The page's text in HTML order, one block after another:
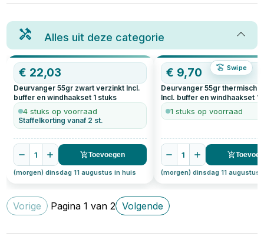
Alles uit deze categorie
Swipe
€ 22,03
Deurvanger 55gr zwart verzinkt Incl.
buffer en windhaakset 1 stuks
4 stuks op voorraad
Staffelkorting vanaf 2 st.
1 Toevoegen
(morgen) dinsdag 11 augustus in huis
€ 9,70
Deurvanger 55gr thermisch
Incl. buffer en windhaakset 1
1 stuks op voorraad
1
(morgen) dinsdag 11 augustus
Vorige Pagina1 van2 Volgende